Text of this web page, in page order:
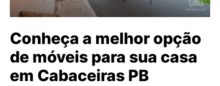
Conheça a melhor opção
de móveis para sua casa
em Cabaceiras PB